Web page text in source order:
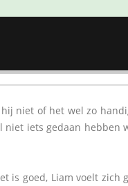
niet of het wel zo
iets gedaan hebben
is goed, Liam voelt